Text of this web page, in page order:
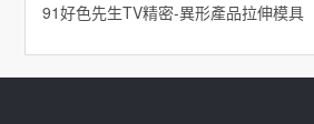
91好色先生TV精密-異形產品拉伸模具